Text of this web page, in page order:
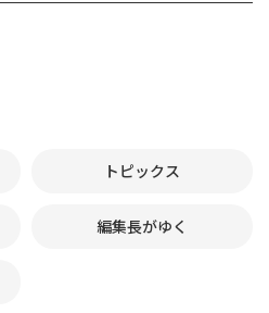
トピックス
編集長がゆく